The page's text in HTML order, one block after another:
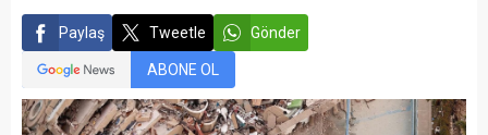
Paylaş Tweetle Gönder
ABONE OL